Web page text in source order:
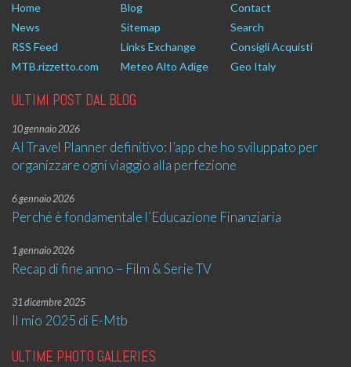
Home Blog
Contact
News
Sitemap
Search
RSS Feed
Links Exchange
Consigli Acquisti
MTB.rizzetto.com
Meteo Alto Adige Geo Italy
ULTIMI POST DAL BLOG
10 gennaio 2026
AI Travel Planner definitivo: l’app che ho sviluppato per
organizzare ogni viaggio alla perfezione
6 gennaio 2026
Perché è fondamentale l’Educazione Finanziaria
1 gennaio 2026
Recap di fine anno – Film & Serie TV
31 dicembre 2025
Il mio 2025 di E-Mtb
ULTIME PHOTO GALLERIES